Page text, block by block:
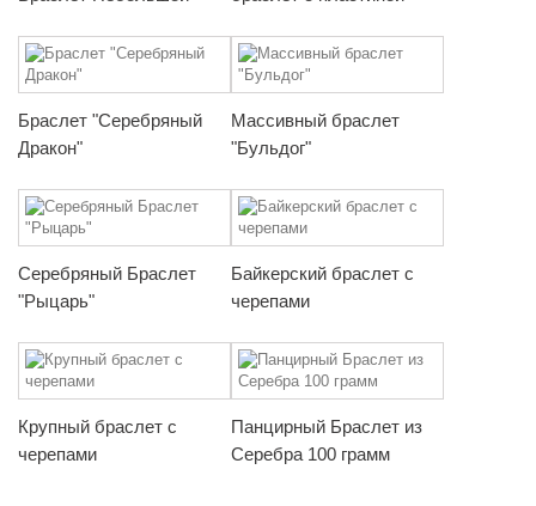
Браслет "Серебряный
Дракон"
Массивный браслет
"Бульдог"
Серебряный Браслет
"Рыцарь"
Байкерский браслет с
черепами
Крупный браслет с
черепами
Панцирный Браслет из
Серебра 100 грамм